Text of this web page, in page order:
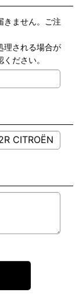
きません。ご注
理される場合が
ださい。